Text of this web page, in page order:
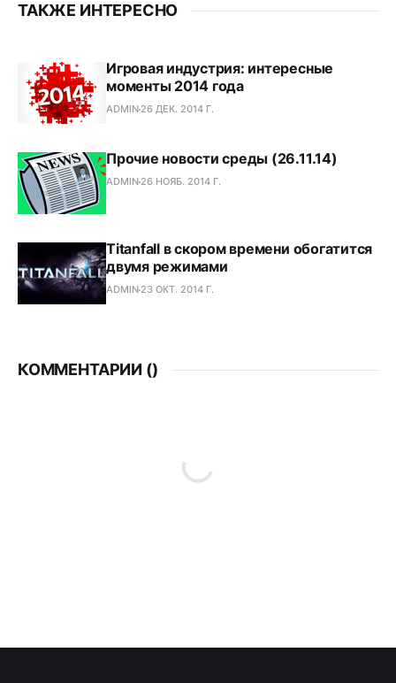
ТАКЖЕ ИНТЕРЕСНО
Игровая индустрия: интересные
моменты 2014 года
ADMIN 26 ДЕК. 2014 Г.
Прочие новости среды (26.11.14)
ADMIN 26 НОЯБ. 2014 Г.
Titanfall в скором времени обогатится
двумя режимами
ADMIN 23 ОКТ. 2014 Г.
КОММЕНТАРИИ ()